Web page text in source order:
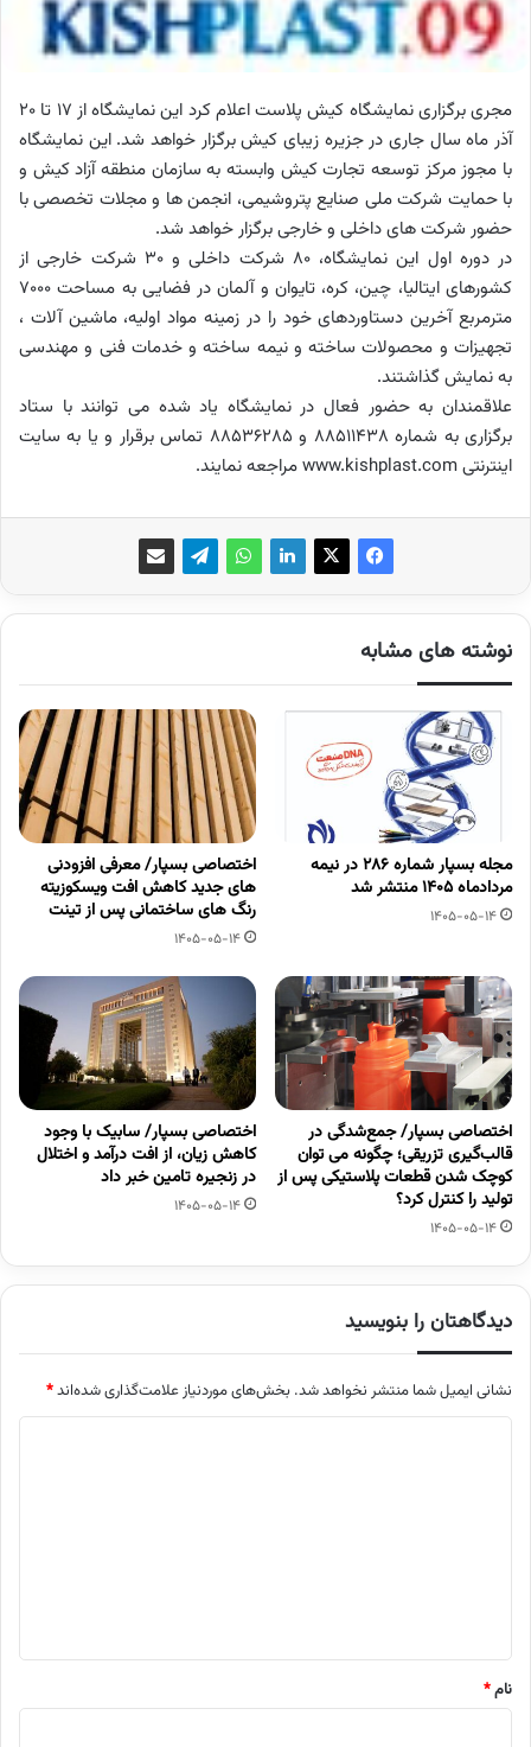
مجری برگزاری نمایشگاه کیش پلاست اعلام کرد این نمایشگاه از 17 تا 20
آذر ماه سال جاری در جزیره زیبای کیش برگزار خواهد شد. این نمایشگاه
با مجوز مرکز توسعه تجارت کیش وابسته به سازمان منطقه آزاد کیش و
با حمایت شرکت ملی صنایع پتروشیمی، انجمن ها و مجلات تخصصی با
حضور شرکت های داخلی و خارجی برگزار خواهد شد.
در دوره اول این نمایشگاه، 80 شرکت داخلی و 30 شرکت خارجی از
کشورهای ایتالیا، چین، کره، تایوان و آلمان در فضایی به مساحت 7000
مترمربع آخرین دستاوردهای خود را در زمینه مواد اولیه، ماشین آلات ،
تجهیزات و محصولات ساخته و نیمه ساخته و خدمات فنی و مهندسی
به نمایش گذاشتند.
علاقمندان به حضور فعال در نمایشگاه یاد شده می توانند با ستاد
برگزاری به شماره 88511438 و 88536285 تماس برقرار و یا به سایت
اینترنتی www.kishplast.com مراجعه نمایند.
نوشته های مشابه
مجله بسپار شماره 286 در نیمه
مردادماه 1405 منتشر شد
1405-05-14
اختصاصی بسپار/ معرفی افزودنی
های جدید کاهش افت ویسکوزیته
رنگ های ساختمانی پس از تینت
1405-05-14
اختصاصی بسپار/ جمع‌شدگی در
قالب‌گیری تزریقی؛ چگونه می توان
کوچک شدن قطعات پلاستیکی پس از
تولید را کنترل کرد؟
1405-05-14
اختصاصی بسپار/ سابیک با وجود
کاهش زیان، از افت درآمد و اختلال
در زنجیره تامین خبر داد
1405-05-14
دیدگاهتان را بنویسید
نشانی ایمیل شما منتشر نخواهد شد. بخش‌های موردنیاز علامت‌گذاری شده‌اند*
نام*